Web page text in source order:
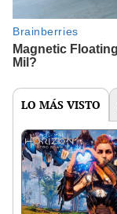
LO MÁS VISTO